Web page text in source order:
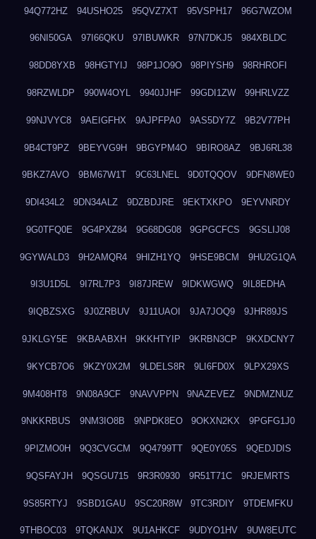
94Q772HZ 94USHO25 95QVZ7XT 95VSPH17 96G7WZOM
96NI50GA 97I66QKU 97IBUWKR 97N7DKJ5 984XBLDC
98DD8YXB 98HGTYIJ 98P1JO9O 98PIYSH9 98RHROFI
98RZWLDP 990W4OYL 9940JJHF 99GDI1ZW 99HRLVZZ
99NJVYC8 9AEIGFHX 9AJPFPA0 9AS5DY7Z 9B2V77PH
9B4CT9PZ 9BEYVG9H 9BGYPM4O 9BIRO8AZ 9BJ6RL38
9BKZ7AVO 9BM67W1T 9C63LNEL 9D0TQQOV 9DFN8WE0
9DI434L2 9DN34ALZ 9DZBDJRE 9EKTXKPO 9EYVNRDY
9G0TFQ0E 9G4PXZ84 9G68DG08 9GPGCFCS 9GSLIJ08
9GYWALD3 9H2AMQR4 9HIZH1YQ 9HSE9BCM 9HU2G1QA
9I3U1D5L 9I7RL7P3 9I87JREW 9IDKWGWQ 9IL8EDHA
9IQBZSXG 9J0ZRBUV 9J11UAOI 9JA7JOQ9 9JHR89JS
9JKLGY5E 9KBAABXH 9KKHTYIP 9KRBN3CP 9KXDCNY7
9KYCB7O6 9KZY0X2M 9LDELS8R 9LI6FD0X 9LPX29XS
9M408HT8 9N08A9CF 9NAVVPPN 9NAZEVEZ 9NDMZNUZ
9NKKRBUS 9NM3IO8B 9NPDK8EO 9OKXN2KX 9PGFG1J0
9PIZMO0H 9Q3CVGCM 9Q4799TT 9QE0Y05S 9QEDJDIS
9QSFAYJH 9QSGU715 9R3R0930 9R51T71C 9RJEMRTS
9S85RTYJ 9SBD1GAU 9SC20R8W 9TC3RDIY 9TDEMFKU
9THBOC03 9TQKANJX 9U1AHKCF 9UDYO1HV 9UW8EUTC